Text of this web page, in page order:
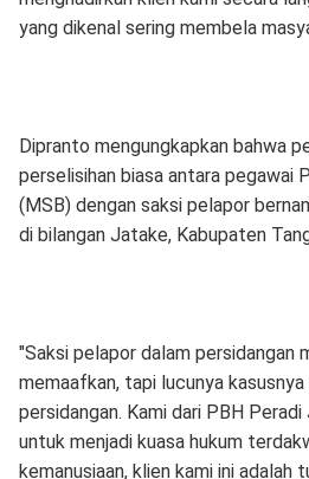
yang dikenal sering membela
Dipranto mengungkapkan bahwa
perselisihan biasa antara pegawai
(MSB) dengan saksi pelapor
di bilangan Jatake, Kabupaten
"Saksi pelapor dalam persidangan
memaafkan, tapi lucunya
persidangan. Kami dari PBH
untuk menjadi kuasa hukum
kemanusiaan, klien kami ini adalah